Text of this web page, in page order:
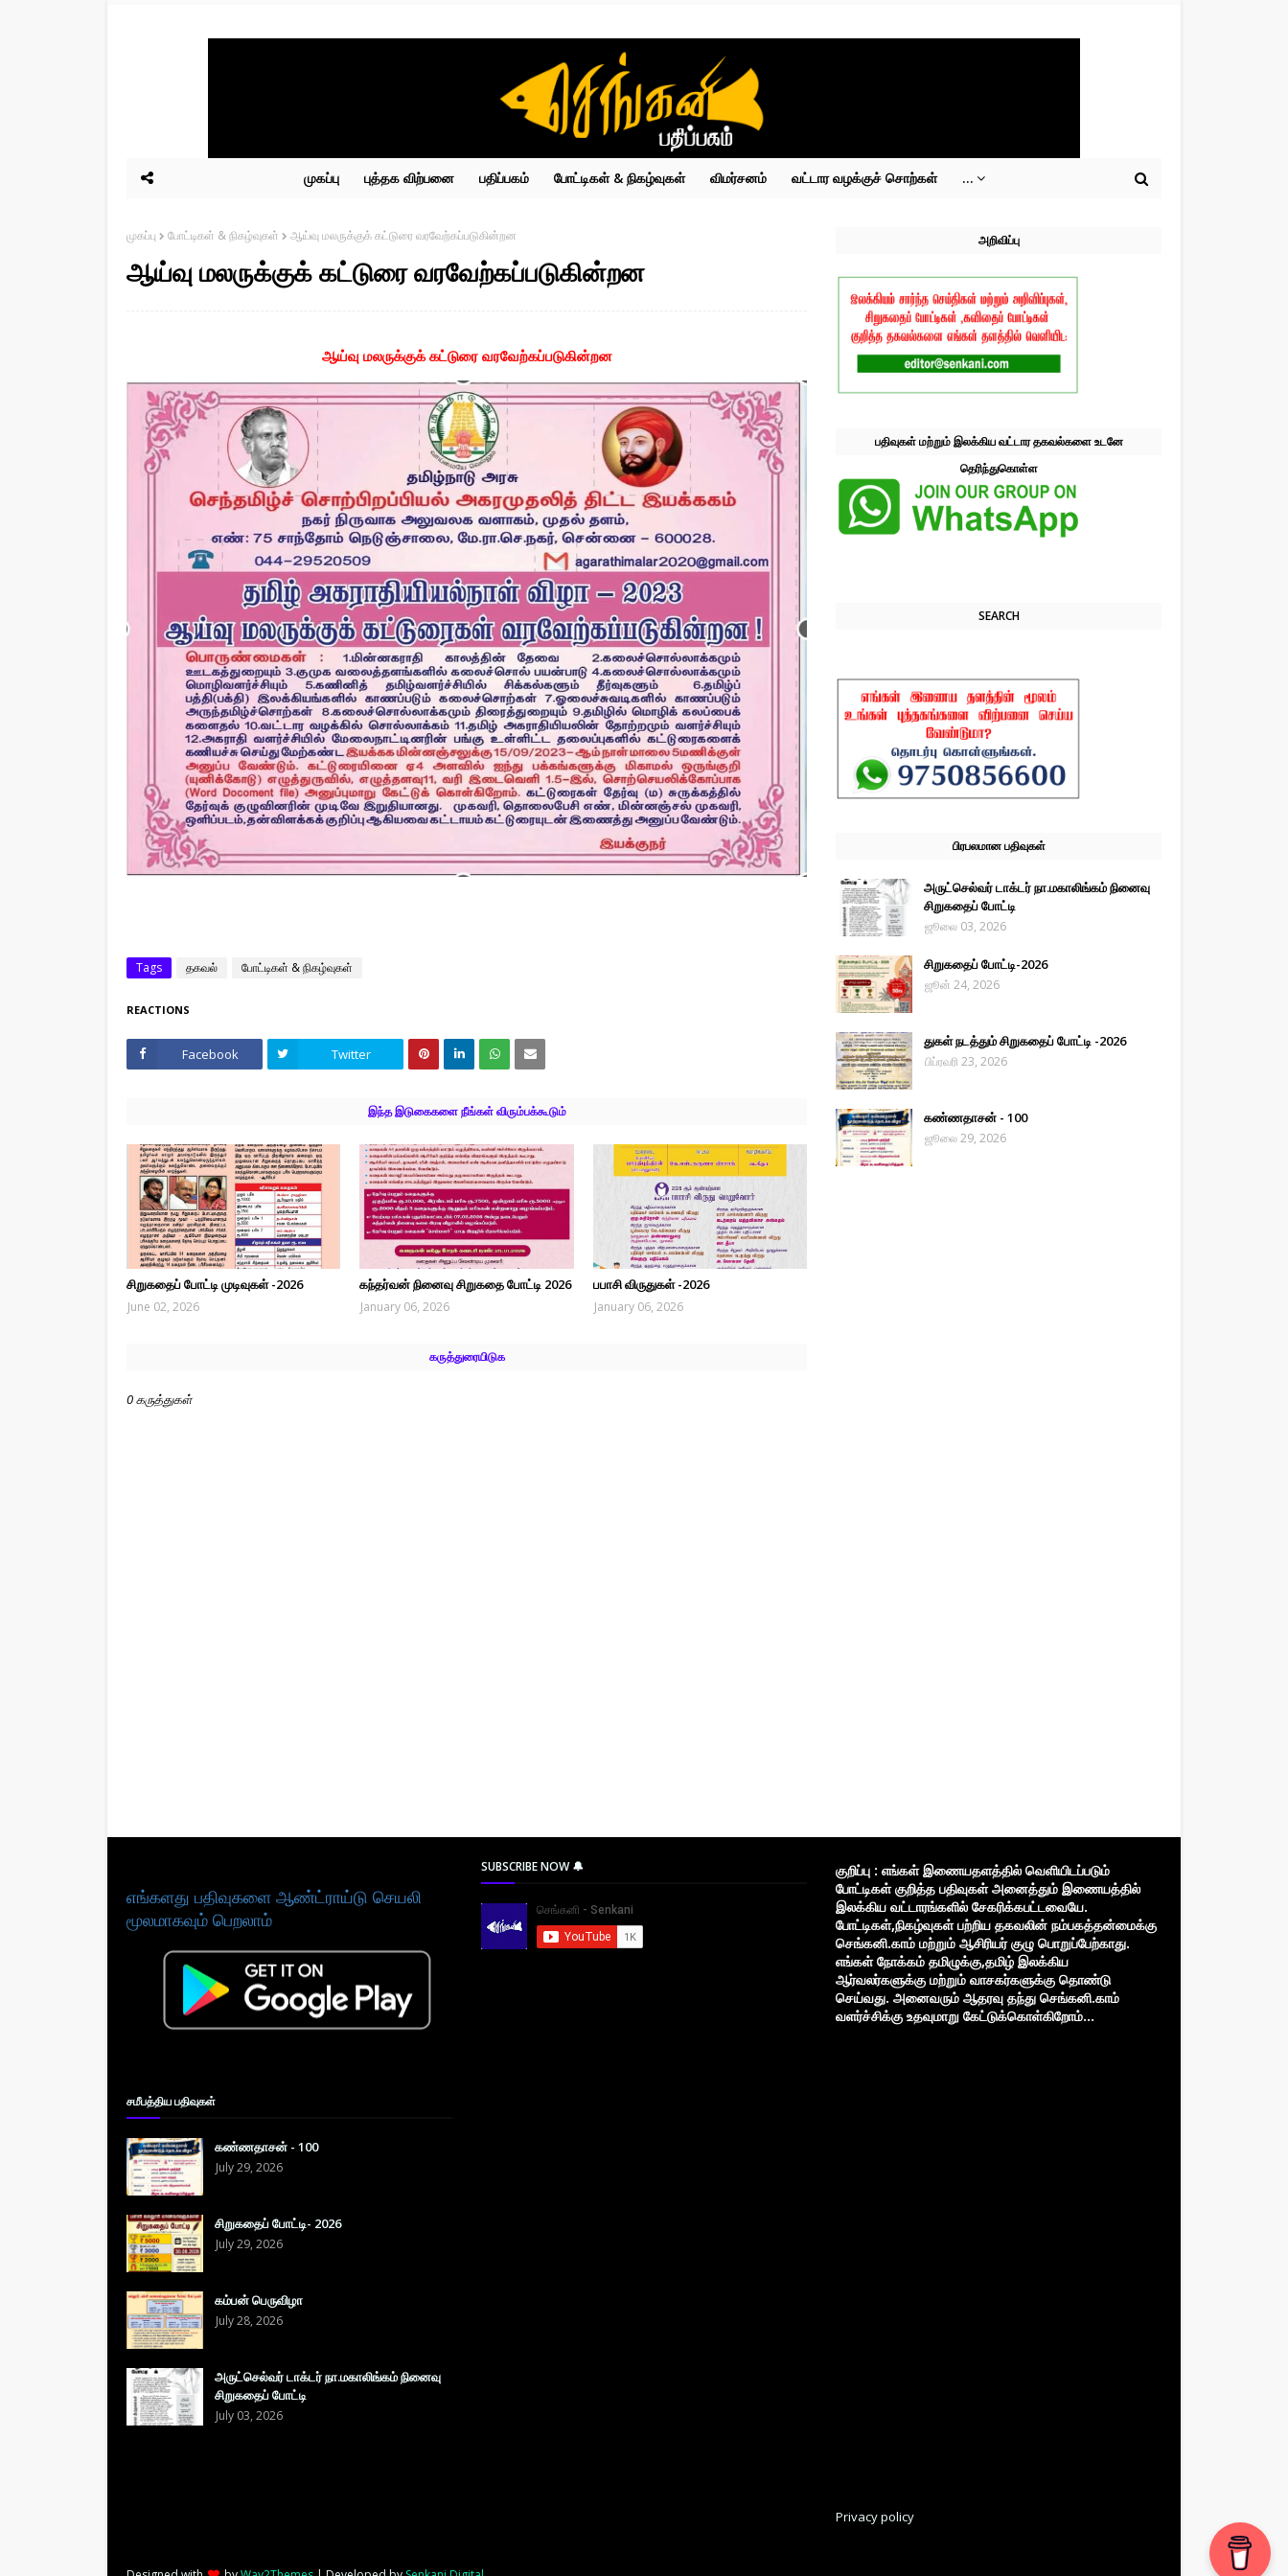
முகப்பு புத்தக விற்பனை பதிப்பகம் போட்டிகள் & நிகழ்வுகள் விமர்சனம் வட்டார வழக்குச் சொற்கள் ...
முகப்பு போட்டிகள் & நிகழ்வுகள் ஆய்வு மலருக்குக் கட்டுரை வரவேற்கப்படுகின்றன
ஆய்வு மலருக்குக் கட்டுரை வரவேற்கப்படுகின்றன
ஆய்வு மலருக்குக் கட்டுரை வரவேற்கப்படுகின்றன
Tags தகவல் போட்டிகள் & நிகழ்வுகள்
REACTIONS
Facebook Twitter
இந்த இடுகைகளை நீங்கள் விரும்பக்கூடும்
சிறுகதைப் போட்டி முடிவுகள் -2026
June 02, 2026
கந்தர்வன் நினைவு சிறுகதை போட்டி 2026
January 06, 2026
பபாசி விருதுகள் -2026
January 06, 2026
கருத்துரையிடுக
0 கருத்துகள்
அறிவிப்பு
பதிவுகள் மற்றும் இலக்கிய வட்டார தகவல்களை உடனே
தெரிந்துகொள்ள
SEARCH
பிரபலமான பதிவுகள்
அருட்செல்வர் டாக்டர் நா.மகாலிங்கம் நினைவு
சிறுகதைப் போட்டி
ஜூலை 03, 2026
சிறுகதைப் போட்டி-2026
ஜூன் 24, 2026
துகள் நடத்தும் சிறுகதைப் போட்டி -2026
பிப்ரவரி 23, 2026
கண்ணதாசன் - 100
ஜூலை 29, 2026
எங்களது பதிவுகளை ஆண்ட்ராய்டு செயலி
மூலமாகவும் பெறலாம்
சமீபத்திய பதிவுகள்
கண்ணதாசன் - 100
July 29, 2026
சிறுகதைப் போட்டி- 2026
July 29, 2026
கம்பன் பெருவிழா
July 28, 2026
அருட்செல்வர் டாக்டர் நா.மகாலிங்கம் நினைவு
சிறுகதைப் போட்டி
July 03, 2026
SUBSCRIBE NOW 🔔
குறிப்பு : எங்கள் இணையதளத்தில் வெளியிடப்படும்
போட்டிகள் குறித்த பதிவுகள் அனைத்தும் இணையத்தில்
இலக்கிய வட்டாரங்களில் சேகரிக்கபட்டவையே.
போட்டிகள்,நிகழ்வுகள் பற்றிய தகவலின் நம்பகத்தன்மைக்கு
செங்கனி.காம் மற்றும் ஆசிரியர் குழு பொறுப்பேற்காது.
எங்கள் நோக்கம் தமிழுக்கு,தமிழ் இலக்கிய
ஆர்வலர்களுக்கு மற்றும் வாசகர்களுக்கு தொண்டு
செய்வது. அனைவரும் ஆதரவு தந்து செங்கனி.காம்
வளர்ச்சிக்கு உதவுமாறு கேட்டுக்கொள்கிறோம்...
Privacy policy